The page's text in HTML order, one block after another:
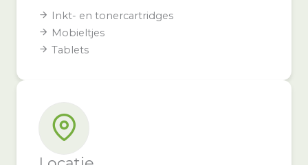
Inkt- en tonercartridges
Mobieltjes
Tablets